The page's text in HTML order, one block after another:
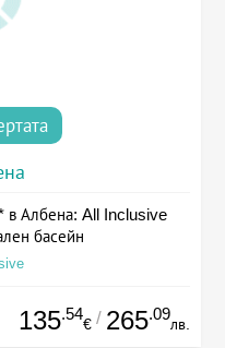
в Албена: All Inclusive
басейн
135.54
€ / 265.09
лв.